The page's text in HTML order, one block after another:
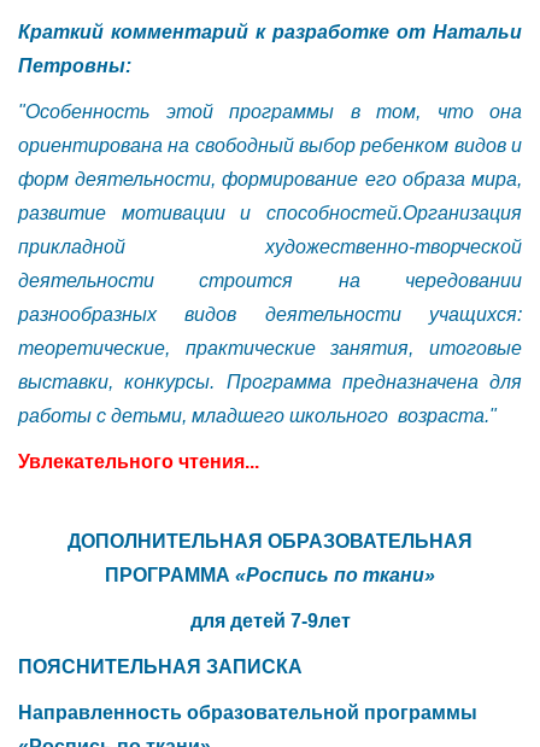
Краткий комментарий к разработке от Натальи
Петровны:
"Особенность этой программы в том, что она
ориентирована на свободный выбор ребенком видов и
форм деятельности, формирование его образа мира,
развитие мотивации и способностей.Организация
прикладной художественно-творческой
деятельности строится на чередовании
разнообразных видов деятельности учащихся:
теоретические, практические занятия, итоговые
выставки, конкурсы. Программа предназначена для
работы с детьми, младшего школьного возраста."
Увлекательного чтения...
ДОПОЛНИТЕЛЬНАЯ ОБРАЗОВАТЕЛЬНАЯ
ПРОГРАММА «Роспись по ткани»
для детей 7-9лет
ПОЯСНИТЕЛЬНАЯ ЗАПИСКА
Направленность образовательной программы